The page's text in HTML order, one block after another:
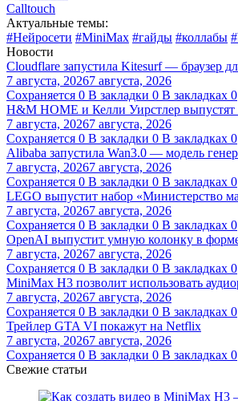
Calltouch
Актуальные темы:
#Нейросети #MiniMax #гайды #коллабы
Новости
Cloudflare запустила Kitesurf — браузер
7 августа, 20267 августа, 2026
Сохраняется 0 В закладки 0 В закладках 0
H&M HOME и Келли Уирстлер
7 августа, 20267 августа, 2026
Сохраняется 0 В закладки 0 В закладках 0
Alibaba запустила Wan3.0 — модель
7 августа, 20267 августа, 2026
Сохраняется 0 В закладки 0 В закладках 0
LEGO выпустит набор «Министерство
7 августа, 20267 августа, 2026
Сохраняется 0 В закладки 0 В закладках 0
OpenAI выпустит умную колонку в
7 августа, 20267 августа, 2026
Сохраняется 0 В закладки 0 В закладках 0
MiniMax H3 позволит использовать
7 августа, 20267 августа, 2026
Сохраняется 0 В закладки 0 В закладках 0
Трейлер GTA VI покажут на Netflix
7 августа, 20267 августа, 2026
Сохраняется 0 В закладки 0 В закладках 0
Свежие статьи